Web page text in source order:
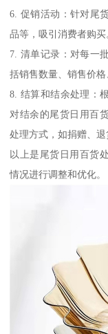
6. 促销活动：针对尾
品等，吸引消费者购买
7. 清单记录：对每一
括销售数量、销售价格
8. 结算和结余处理：
对结余的尾货日用百
处理方式，如捐赠、退
以上是尾货日用百货
情况进行调整和优化。